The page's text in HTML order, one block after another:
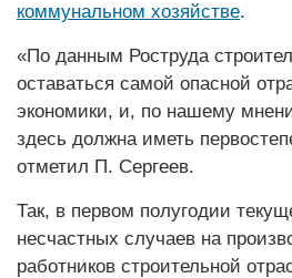
коммунальном хозяйстве.
«По данным Роструда
оставаться самой опасной
экономики, и, по нашему
здесь должна иметь
отметил П. Сергеев.
Так, в первом полугодии
несчастных случаев на
работников строительной